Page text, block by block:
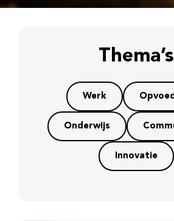
Thema’s
Werk
Onderwijs
Innovatie